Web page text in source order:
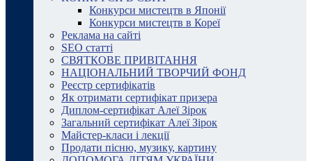
Конкурси мистецтв в Японії
Конкурси мистецтв в Кореї
Реклама на сайті
SEO статті
СВЯТКОВЕ ПРИВІТАННЯ
НАЦІОНАЛЬНИЙ ТВОРЧИЙ ФОНД
Реєстр сертифікатів
Як отримати сертифікат призера
Диплом-сертифікат Алеї Зірок
Загальний сертифікат Алеї Зірок
Майстер-класи і лекції
Продати пісню, музику, картину